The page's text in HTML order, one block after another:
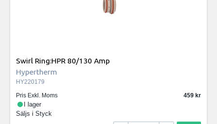
Swirl Ring:HPR 80/130 Amp
Hypertherm
HY220179
Pris Exkl. Moms
459
I lager
Säljs i Styck